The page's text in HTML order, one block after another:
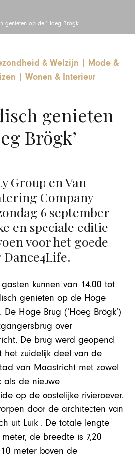
genieten op de ‘Hoeg Brögk’
& Welzijn
Mode &
Wonen & Interieur
genieten
Brögk’
Group en Van
Company
6 september
en speciale editie
voor het goede
kunnen van 14.00 tot
genieten op de Hoge
Hoge Brug (‘Hoeg Brögk’)
over
De brug werd geopend
het zuidelijk deel van de
van Maastricht met zowel
als de nieuwe
op de oostelijke rivieroever.
door de architecten van
uit Luik . De totale lengte
de breedte is 7,20
meter boven de